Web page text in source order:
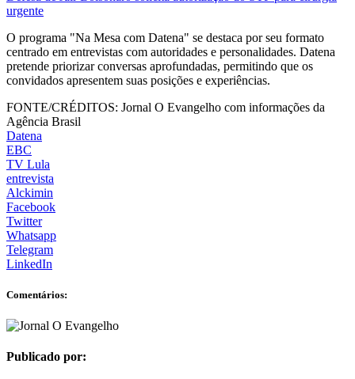
urgente
O programa "Na Mesa com Datena" se destaca por seu formato
centrado em entrevistas com autoridades e personalidades. Datena
pretende priorizar conversas aprofundadas, permitindo que os
convidados apresentem suas posições e experiências.
FONTE/CRÉDITOS: Jornal O Evangelho com informações da
Agência Brasil
Datena
EBC
TV Lula
entrevista
Alckimin
Facebook
Twitter
Whatsapp
Telegram
LinkedIn
Comentários:
Publicado por: